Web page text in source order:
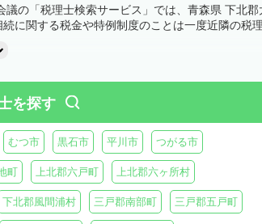
の「税理士検索サービス」では、青森県 下北郡
に関する税金や特例制度のことは一度近隣の税
を探す
むつ市 黒石市 平川市 つがる市
町 上北郡六戸町 上北郡六ヶ所村
下北郡風間浦村 三戸郡南部町 三戸郡五戸町